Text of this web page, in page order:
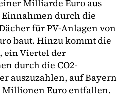
Milliarde Euro aus
durch die
für PV-Anlagen von
baut. Hinzu kommt die
ein Viertel der
durch die CO2-
auszuzahlen, auf Bayern
Millionen Euro entfallen.